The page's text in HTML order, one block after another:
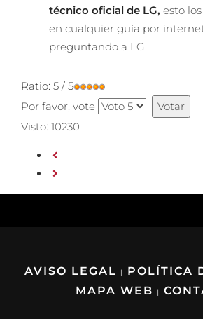
técnico oficial de LG, esto
en cualquier guía por
preguntando a LG
Ratio: 5 /5
Por favor, vote
Visto: 10230
AVISO LEGAL | POLÍTICA
MAPA WEB |